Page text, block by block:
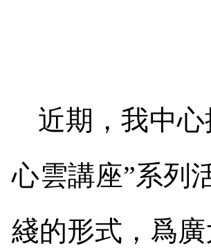
近期，我中
心雲講座”系列
綫的形式，爲